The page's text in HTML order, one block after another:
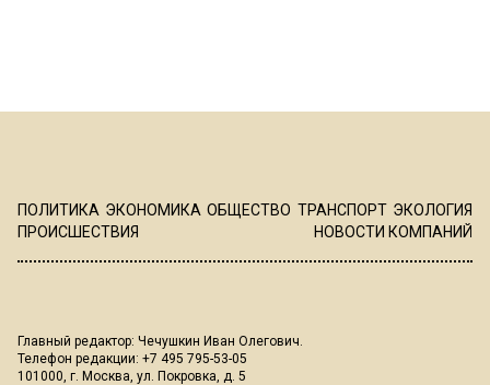
ПОЛИТИКА ЭКОНОМИКА ОБЩЕСТВО ТРАНСПОРТ ЭКОЛОГИЯ
ПРОИСШЕСТВИЯ
НОВОСТИ КОМПАНИЙ
Главный редактор: Чечушкин Иван Олегович.
Телефон редакции: +7 495 795-53-05
101000, г. Москва, ул. Покровка, д. 5